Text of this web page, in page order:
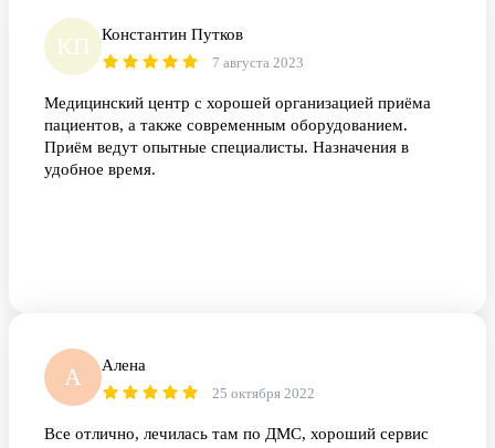
КП Константин Путков
7 августа 2023
Медицинский центр с хорошей организацией приёма
пациентов, а также современным оборудованием.
Приём ведут опытные специалисты. Назначения в
удобное время.
А Алена
25 октября 2022
Все отлично, лечилась там по ДМС, хороший сервис